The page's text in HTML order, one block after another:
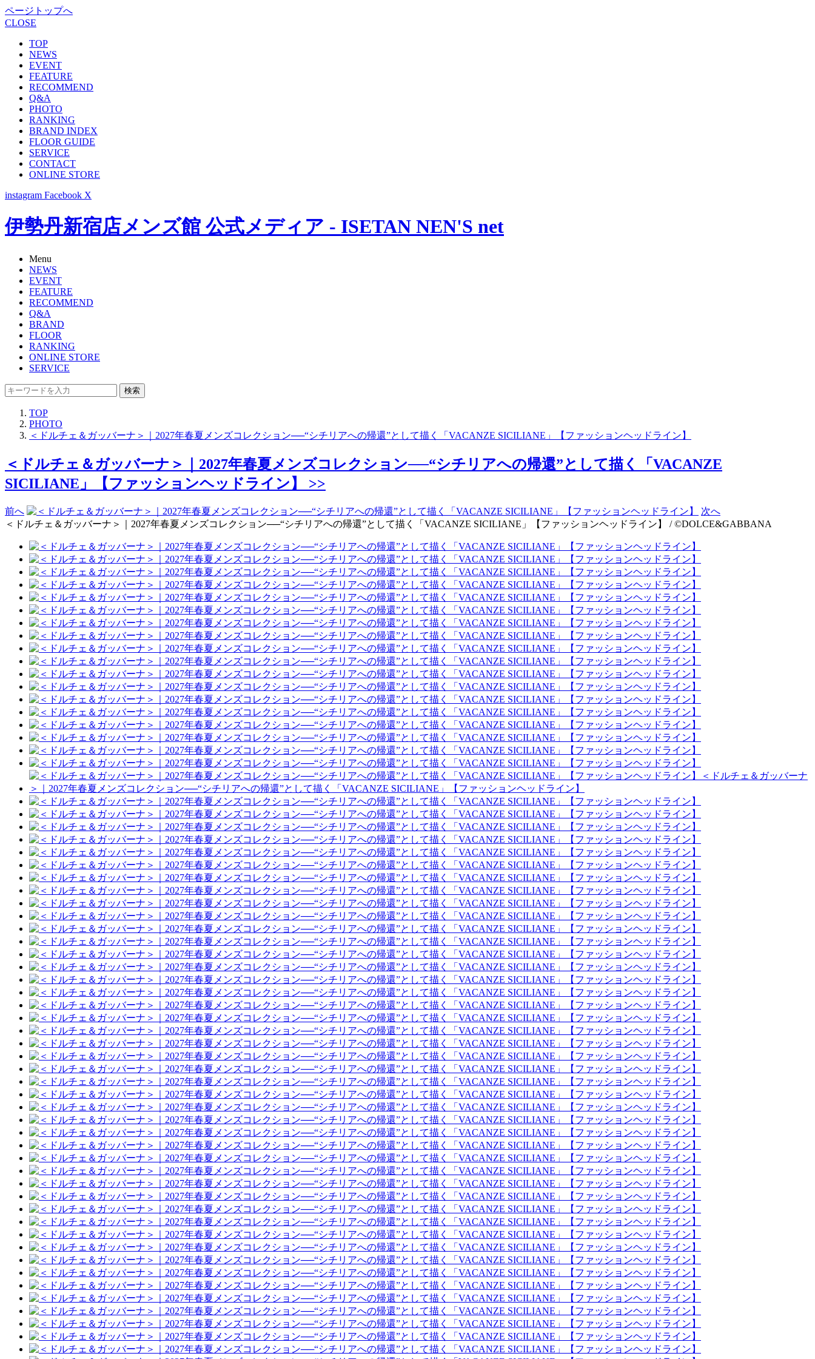
ページトップへ
CLOSE
TOP
NEWS
EVENT
FEATURE
RECOMMEND
Q&A
PHOTO
RANKING
BRAND INDEX
FLOOR GUIDE
SERVICE
CONTACT
ONLINE STORE
instagram Facebook X
伊勢丹新宿店メンズ館 公式メディア - ISETAN NEN'S net
Menu
NEWS
EVENT
FEATURE
RECOMMEND
Q&A
BRAND
FLOOR
RANKING
ONLINE STORE
SERVICE
検索
TOP
PHOTO
＜ドルチェ＆ガッバーナ＞｜2027年春夏メンズコレクション──“シチリアへの帰還”として描く「VACANZE SICILIANE」【ファッションヘッドライン】
＜ドルチェ＆ガッバーナ＞｜2027年春夏メンズコレクション──“シチリアへの帰還”として描く「VACANZE
SICILIANE」【ファッションヘッドライン】 >>
前へ
次へ
＜ドルチェ＆ガッバーナ＞｜2027年春夏メンズコレクション──“シチリアへの帰還”として描く「VACANZE SICILIANE」【ファッションヘッドライン】 / ©DOLCE&GABBANA